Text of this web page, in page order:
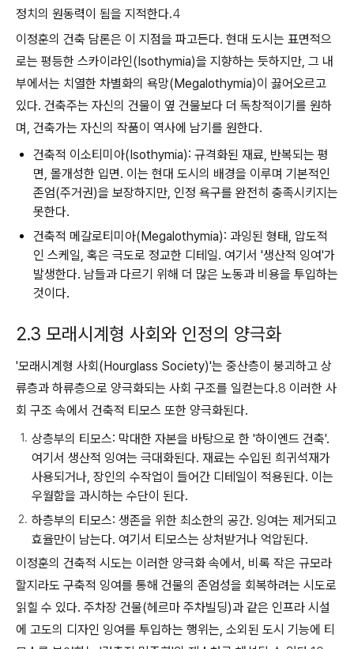
정치의 원동력이 됨을 지적한다.4
이정훈의 건축 담론은 이 지점을 파고든다. 현대 도시는 표면적으
로는 평등한 스카이라인(Isothymia)을 지향하는 듯하지만, 그 내
부에서는 치열한 차별화의 욕망(Megalothymia)이 끓어오르고
있다. 건축주는 자신의 건물이 옆 건물보다 더 독창적이기를 원하
며, 건축가는 자신의 작품이 역사에 남기를 원한다.
건축적 이소티미아(Isothymia): 규격화된 재료, 반복되는 평
면, 몰개성한 입면. 이는 현대 도시의 배경을 이루며 기본적인
존엄(주거권)을 보장하지만, 인정 욕구를 완전히 충족시키지는
못한다.
건축적 메갈로티미아(Megalothymia): 과잉된 형태, 압도적
인 스케일, 혹은 극도로 정교한 디테일. 여기서 '생산적 잉여'가
발생한다. 남들과 다르기 위해 더 많은 노동과 비용을 투입하는
것이다.
2.3 모래시계형 사회와 인정의 양극화
'모래시계형 사회(Hourglass Society)'는 중산층이 붕괴하고 상
류층과 하류층으로 양극화되는 사회 구조를 일컫는다.8 이러한 사
회 구조 속에서 건축적 티모스 또한 양극화된다.
상층부의 티모스: 막대한 자본을 바탕으로 한 '하이엔드 건축'.
여기서 생산적 잉여는 극대화된다. 재료는 수입된 희귀석재가
사용되거나, 장인의 수작업이 들어간 디테일이 적용된다. 이는
우월함을 과시하는 수단이 된다.
하층부의 티모스: 생존을 위한 최소한의 공간. 잉여는 제거되고
효율만이 남는다. 여기서 티모스는 상처받거나 억압된다.
이정훈의 건축적 시도는 이러한 양극화 속에서, 비록 작은 규모라
할지라도 구축적 잉여를 통해 건물의 존엄성을 회복하려는 시도로
읽힐 수 있다. 주차장 건물(헤르마 주차빌딩)과 같은 인프라 시설
에 고도의 디자인 잉여를 투입하는 행위는, 소외된 도시 기능에 티